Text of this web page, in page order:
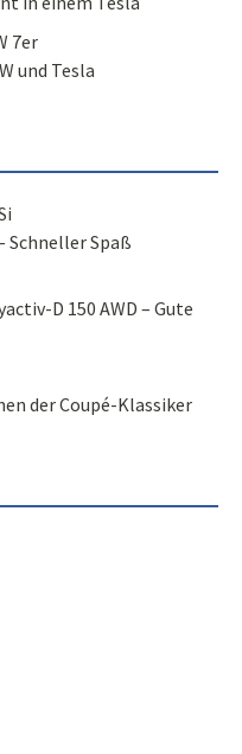
und Tesla
Schneller Spaß
D 150 AWD – Gute
der Coupé-Klassiker